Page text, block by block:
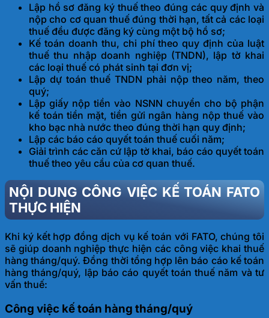
Lập hồ sơ đăng ký thuế theo đúng các quy định và
nộp cho cơ quan thuế đúng thời hạn, tất cả các loại
thuế đều được đăng ký cùng một bộ hồ sơ;
Kế toán doanh thu, chi phí theo quy định của luật
thuế thu nhập doanh nghiệp (TNDN), lập tờ khai
các loại thuế có phát sinh tại đơn vị;
Lập dự toán thuế TNDN phải nộp theo năm, theo
quý;
Lập giấy nộp tiền vào NSNN chuyển cho bộ phận
kế toán tiền mặt, tiền gửi ngân hàng nộp thuế vào
kho bạc nhà nước theo đúng thời hạn quy định;
Lập các báo cáo quyết toán thuế cuối năm;
Giải trình các căn cứ lập tờ khai, báo cáo quyết toán
thuế theo yêu cầu của cơ quan thuế.
NỘI DUNG CÔNG VIỆC KẾ TOÁN FATO
THỰC HIỆN
Khi ký kết hợp đồng dịch vụ kế toán với FATO, chúng tôi
sẽ giúp doanh nghiệp thực hiện các công việc khai thuế
hàng tháng/quý. Đồng thời tổng hợp lên báo cáo kế toán
hàng tháng/quý, lập báo cáo quyết toán thuế năm và tư
vấn thuế:
Công việc kế toán hàng tháng/quý